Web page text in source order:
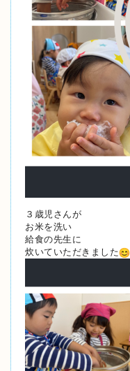
３歳児さんが
お米を洗い
給食の先生に
炊いていただきました